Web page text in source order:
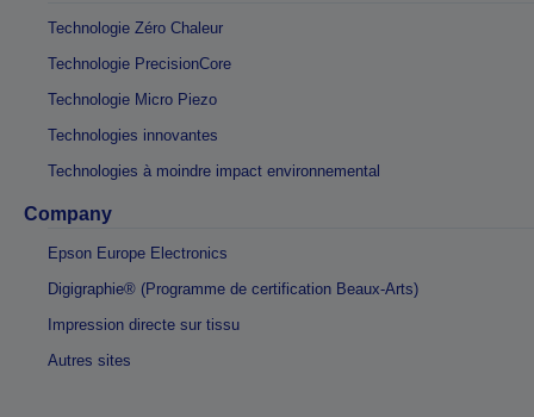
Technologie Zéro Chaleur
Technologie PrecisionCore
Technologie Micro Piezo
Technologies innovantes
Technologies à moindre impact environnemental
Company
Epson Europe Electronics
Digigraphie® (Programme de certification Beaux-Arts)
Impression directe sur tissu
Autres sites